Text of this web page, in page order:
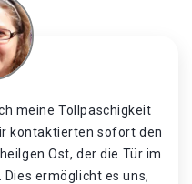
meine Tollpaschigkeit
kontaktierten sofort den
Ost, der die Tür im
ermöglicht es uns,